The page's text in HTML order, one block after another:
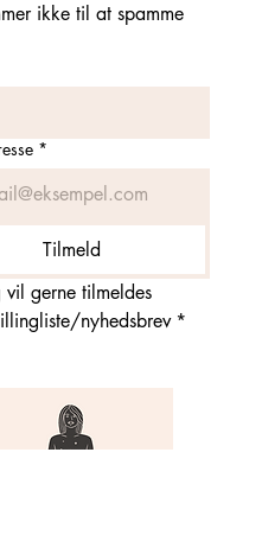
ikke til at spamme
*
Tilmeld
vil gerne tilmeldes
nyhedsbrev *